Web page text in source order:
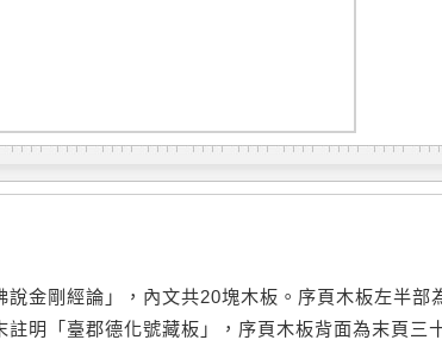
說金剛經論」，內文共20塊木板。序頁木板左半部
註明「臺郡德化號藏板」，序頁木板背面為末頁三